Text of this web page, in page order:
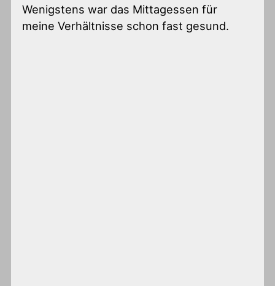
Wenigstens war das Mittagessen für
meine Verhältnisse schon fast gesund.